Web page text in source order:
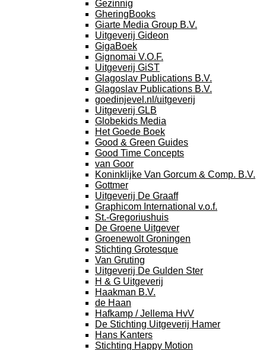
Gezinnig
GheringBooks
Giarte Media Group B.V.
Uitgeverij Gideon
GigaBoek
Gignomai V.O.F.
Uitgeverij GiST
Glagoslav Publications B.V.
Glagoslav Publications B.V.
goedinjevel.nl/uitgeverij
Uitgeverij GLB
Globekids Media
Het Goede Boek
Good & Green Guides
Good Time Concepts
van Goor
Koninklijke Van Gorcum & Comp. B.V.
Gottmer
Uitgeverij De Graaff
Graphicom International v.o.f.
St.-Gregoriushuis
De Groene Uitgever
Groenewolt Groningen
Stichting Grotesque
Van Gruting
Uitgeverij De Gulden Ster
H & G Uitgeverij
Haakman B.V.
de Haan
Hafkamp / Jellema HvV
De Stichting Uitgeverij Hamer
Hans Kanters
Stichting Happy Motion